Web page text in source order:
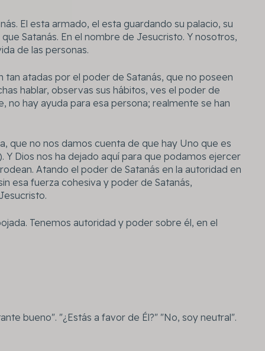
El esta armado, el esta guardando su palacio, su
Satanás. En el nombre de Jesucristo. Y nosotros,
de las personas.
atadas por el poder de Satanás, que no poseen
hablar, observas sus hábitos, ves el poder de
hay ayuda para esa persona; realmente se han
que no nos damos cuenta de que hay Uno que es
Y Dios nos ha dejado aquí para que podamos ejercer
Atando el poder de Satanás en la autoridad en
esa fuerza cohesiva y poder de Satanás,
Tenemos autoridad y poder sobre él, en el
bueno". "¿Estás a favor de Él?" "No, soy neutral".